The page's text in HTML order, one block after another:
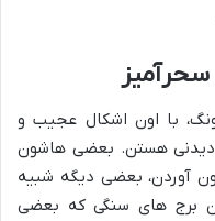
با اون اشکال عجیب و
دیدنی هستن. بعضی هاشون
آوردن، بعضی دیگه شبیه
برج های سنگی که بعضی